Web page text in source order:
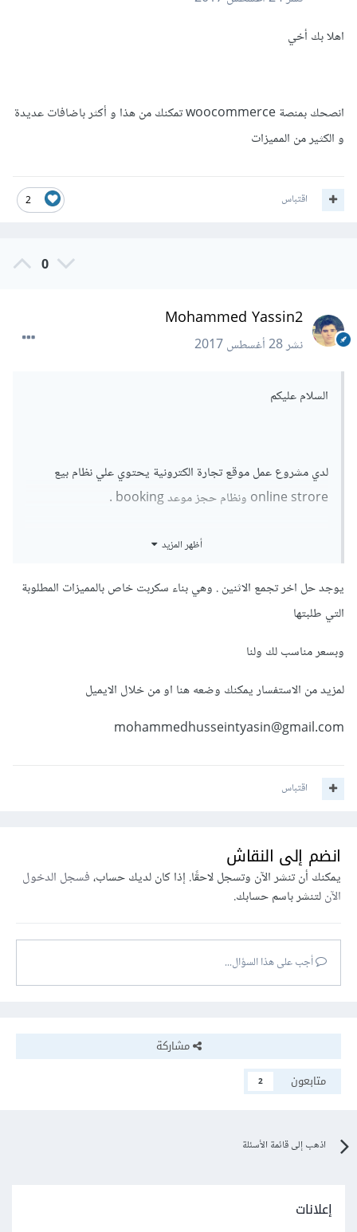
اهلا بك أخي
انصحك بمنصة woocommerce تمكنك من هذا و أكثر باضافات عديدة
و الكثير من المميزات
2 اقتباس
0
Mohammed Yassin2
نشر28 أغسطس 2017
السلام عليكم
لدي مشروع عمل موقع تجارة الكترونية يحتوي علي نظام بيع
online strore ونظام حجز موعد booking .
من خلال بحثي افضل المنصات platform
والاخر يجب عليك اضافتة او شراءة.
مجاني او على الاقل يوجد مدة تجريبية؟
أظهر المزيد
يوجد حل اخر تجمع الاثنين . وهي بناء سكربت خاص بالمميزات المطلوبة
التي طلبتها
وبسعر مناسب لك ولنا
لمزيد من الاستفسار يمكنك وضعه هنا او من خلال الايميل
mohammedhusseintyasin@gmail.com
اقتباس
انضم إلى النقاش
يمكنك أن تنشر الآن وتسجل لاحقًا. إذا كان لديك حساب،فسجل الدخول
الآنلتنشر باسم حسابك.
أجب على هذا السؤال...
مشاركة
متابعون
2
اذهب إلى قائمة الأسئلة
إعلانات